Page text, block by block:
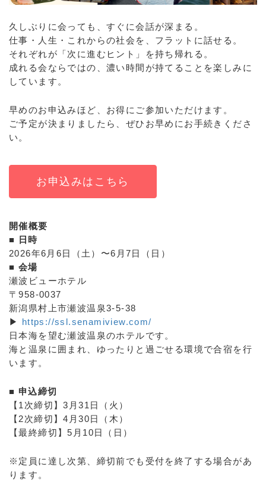
久しぶりに会っても、すぐに会話が深まる。
仕事・人生・これからの社会を、フラットに話せる。
それぞれが「次に進むヒント」を持ち帰れる。
成れる会ならではの、濃い時間が持てることを楽しみに
しています。
早めのお申込みほど、お得にご参加いただけます。
ご予定が決まりましたら、ぜひお早めにお手続きくださ
い。
お申込みはこちら
開催概要
■ 日時
2026年6月6日（土）〜6月7日（日）
■ 会場
瀬波ビューホテル
〒958-0037
新潟県村上市瀬波温泉3-5-38
▶ https://ssl.senamiview.com/
日本海を望む瀬波温泉のホテルです。
海と温泉に囲まれ、ゆったりと過ごせる環境で合宿を行
います。
■ 申込締切
【1次締切】3月31日（火）
【2次締切】4月30日（木）
【最終締切】5月10日（日）
※定員に達し次第、締切前でも受付を終了する場合があ
ります。